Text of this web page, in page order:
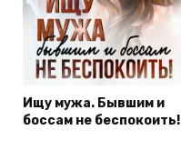
Ищу мужа. Бывшим и
боссам не беспокоить!